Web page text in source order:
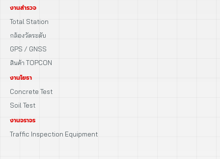
งานสำรวจ
Total Station
กล้องวัดระดับ
GPS / GNSS
สินค้า TOPCON
งานโยธา
Concrete Test
Soil Test
งานจราจร
Traffic Inspection Equipment